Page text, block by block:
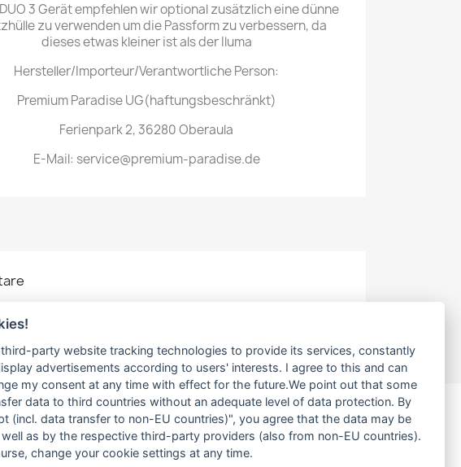
3 Gerät empfehlen wir optional zusätzlich eine dünne
zu verwenden um die Passform zu verbessern, da
dieses etwas kleiner ist als der Iluma
Hersteller/Importeur/Verantwortliche Person:
Premium Paradise UG(haftungsbeschränkt)
Ferienpark 2, 36280 Oberaula
E-Mail: service@premium-paradise.de
SHOP-EINSTELLUNGEN
party website tracking technologies to provide its services, constantly
advertisements according to users' interests. I agree to this and can
my consent at any time with effect for the future.We point out that some
data to third countries without an adequate level of data protection. By
(incl. data transfer to non-EU countries)", you agree that the data may be
as by the respective third-party providers (also from non-EU countries).
change your cookie settings at any time.